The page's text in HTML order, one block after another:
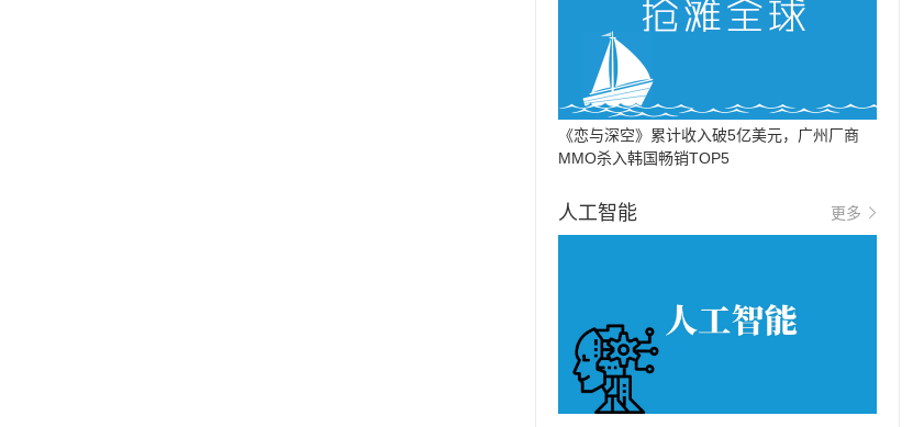
《恋与深空》累计收入破5亿美元，广州厂商
MMO杀入韩国畅销TOP5
人工智能 更多